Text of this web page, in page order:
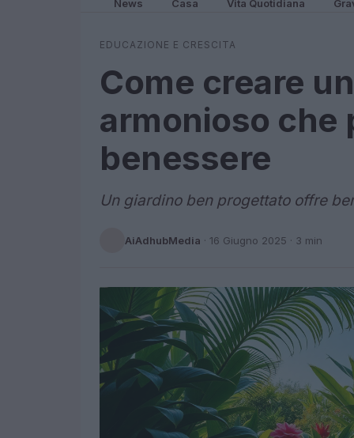
News Casa Vita Quotidiana
EDUCAZIONE E CRESCITA
Come creare
armonioso che
benessere
Un giardino ben progettato offre
AiAdhubMedia · 16 Giugno 2025 · 3 min